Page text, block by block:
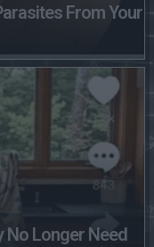
From Your
No Longer Need